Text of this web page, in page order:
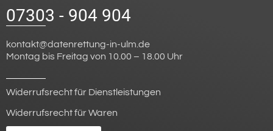
07303 - 904 904
kontakt@datenrettung-in-ulm.de
Montag bis Freitag von 10.00 – 18.00 Uhr
Widerrufsrecht für Dienstleistungen
Widerrufsrecht für Waren